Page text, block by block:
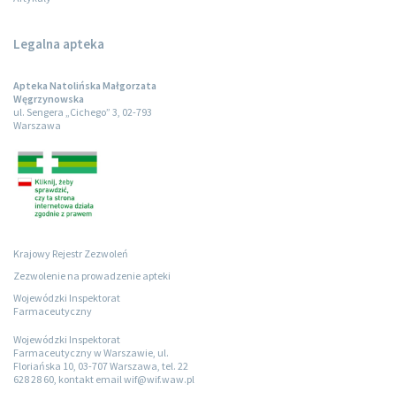
Legalna apteka
Apteka Natolińska Małgorzata
Węgrzynowska
ul. Sengera „Cichego” 3, 02-793
Warszawa
Krajowy Rejestr Zezwoleń
Zezwolenie na prowadzenie apteki
Wojewódzki Inspektorat
Farmaceutyczny
Wojewódzki Inspektorat
Farmaceutyczny w Warszawie, ul.
Floriańska 10, 03-707 Warszawa, tel. 22
628 28 60, kontakt email wif@wif.waw.pl